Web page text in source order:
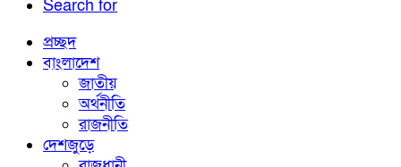
Search for
প্রচ্ছদ
বাংলাদেশ
জাতীয়
অর্থনীতি
রাজনীতি
দেশজুড়ে